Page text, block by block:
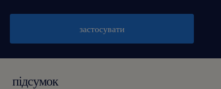
застосувати
підсумок